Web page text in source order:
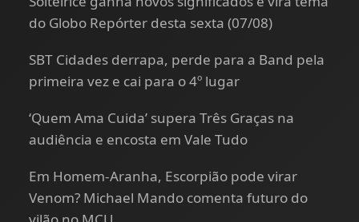
do Globo Repórter desta sexta (07/08)
SBT Cidades derrapa, perde para a Band pela
primeira vez e cai para o 4º lugar
‘Quem Ama Cuida’ supera Três Graças na
audiência e encosta em Vale Tudo
Em Homem-Aranha, Escorpião pode virar
Venom? Michael Mando comenta futuro do